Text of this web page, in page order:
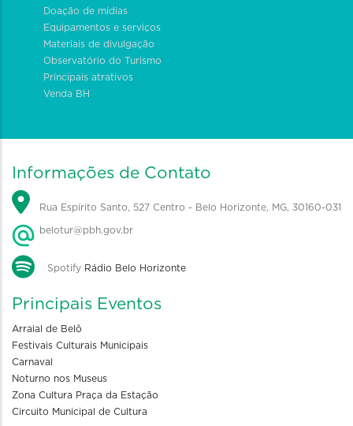
Doação de mídias
Equipamentos e serviços
Materiais de divulgação
Observatório do Turismo
Principais atrativos
Venda BH
Informações de Contato
Rua Espírito Santo, 527 Centro - Belo Horizonte, MG, 30160-031
belotur@pbh.gov.br
Spotify Rádio Belo Horizonte
Principais Eventos
Arraial de Belô
Festivais Culturais Municipais
Carnaval
Noturno nos Museus
Zona Cultura Praça da Estação
Circuito Municipal de Cultura